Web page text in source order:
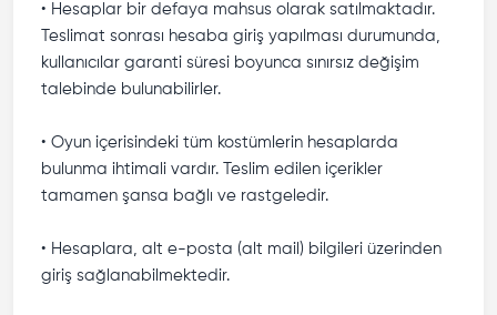
• Hesaplar bir defaya mahsus olarak satılmaktadır.
Teslimat sonrası hesaba giriş yapılması durumunda,
kullanıcılar garanti süresi boyunca sınırsız değişim
talebinde bulunabilirler.
• Oyun içerisindeki tüm kostümlerin hesaplarda
bulunma ihtimali vardır. Teslim edilen içerikler
tamamen şansa bağlı ve rastgeledir.
• Hesaplara, alt e-posta (alt mail) bilgileri üzerinden
giriş sağlanabilmektedir.